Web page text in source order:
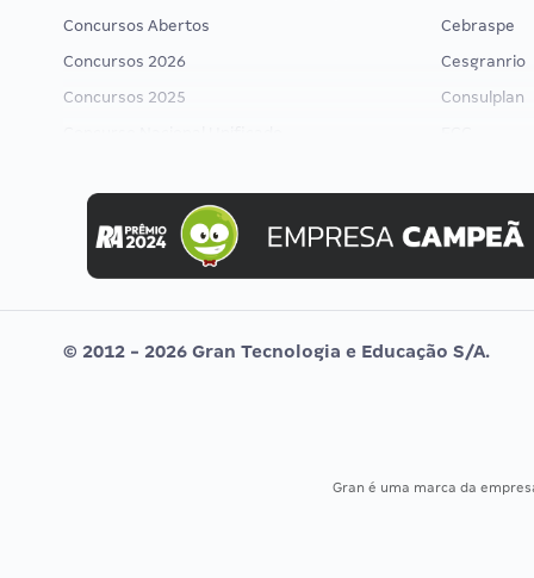
Concursos Abertos
Concursos 2026
Concursos 2025
Concurso MPU
Editais publicados
Cebraspe
Cesgranrio
Consulplan
Selecon
Uniase
Vunesp
© 2012 - 2026 Gran Tecnologia e Educação S/A.
Gran é uma marca da